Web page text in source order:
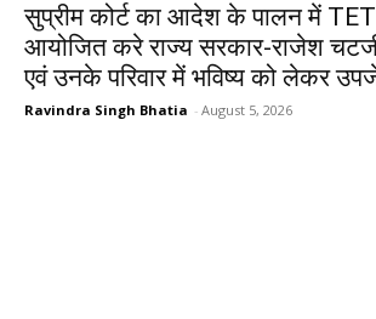
सुप्रीम कोर्ट का आदेश के पालन में TET
आयोजित करे राज्य सरकार-राजेश
एवं उनके परिवार में भविष्य को लेकर
Ravindra Singh Bhatia - August 5, 2026